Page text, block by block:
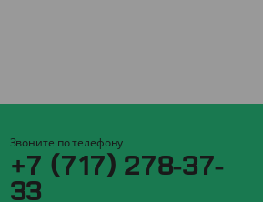
Звоните по телефону
+7 (717) 278-37-
33